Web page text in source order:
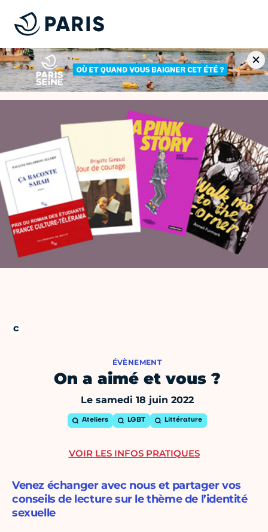
ÉVÈNEMENT
On a aimé et vous ?
Le samedi 18 juin 2022
Ateliers LGBT Littérature
Venez échanger avec nous et partager vos
conseils de lecture sur le thème de l’identité
sexuelle
VOIR LES INFOS PRATIQUES